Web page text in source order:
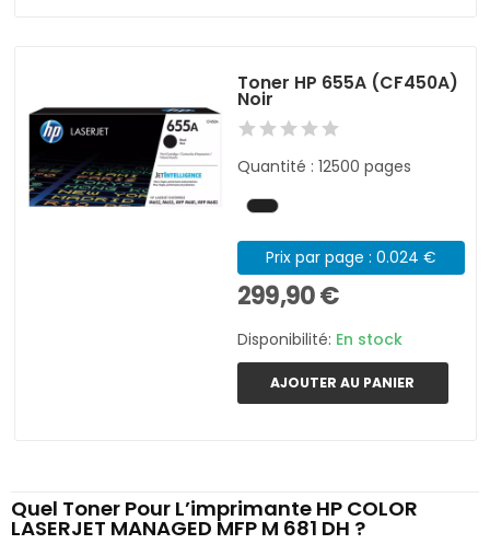
Toner HP 655A (CF450A)
Noir
Quantité : 12500 pages
Prix par page : 0.024 €
299,90 €
Disponibilité: En stock
AJOUTER AU PANIER
Quel Toner Pour L’imprimante HP COLOR
LASERJET MANAGED MFP M 681 DH ?